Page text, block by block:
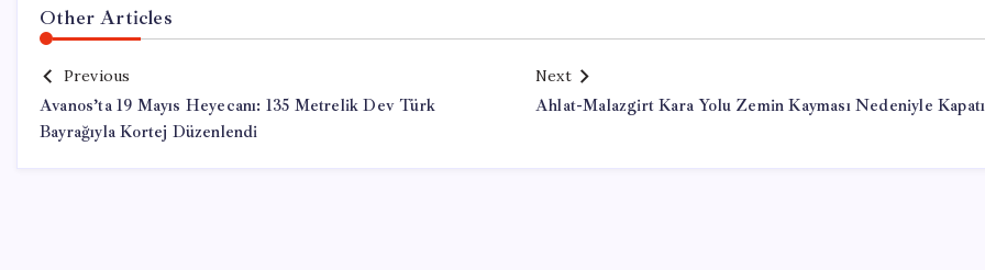
Other Articles
Previous
Avanos’ta 19 Mayıs Heyecanı: 135 Metrelik Dev Türk
Bayrağıyla Kortej Düzenlendi
Next
Ahlat-Malazgirt Kara Yolu Zemin Kayması Nedeniyle